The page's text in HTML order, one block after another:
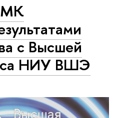
с Высшей
НИУ ВШЭ